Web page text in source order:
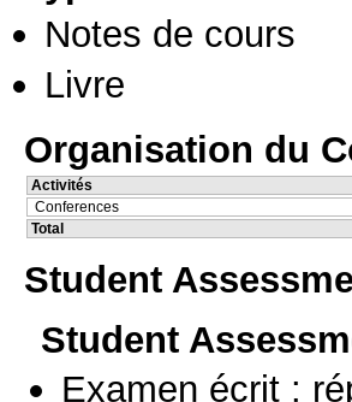
Notes de cours
Livre
Organisation du
Activités
Conferences
Total
Student
Student
Examen écrit :